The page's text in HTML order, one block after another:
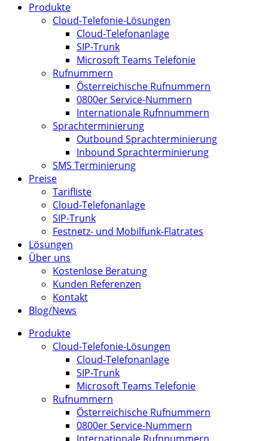
Produkte
Cloud-Telefonie-Lösungen
Cloud-Telefonanlage
SIP-Trunk
Microsoft Teams Telefonie
Rufnummern
Österreichische Rufnummern
0800er Service-Nummern
Internationale Rufnnummern
Sprachterminierung
Outbound Sprachterminierung
Inbound Sprachterminierung
SMS Terminierung
Preise
Tarifliste
Cloud-Telefonanlage
SIP-Trunk
Festnetz- und Mobilfunk-Flatrates
Lösungen
Über uns
Kostenlose Beratung
Kunden Referenzen
Kontakt
Blog/News
Produkte
Cloud-Telefonie-Lösungen
Cloud-Telefonanlage
SIP-Trunk
Microsoft Teams Telefonie
Rufnummern
Österreichische Rufnummern
0800er Service-Nummern